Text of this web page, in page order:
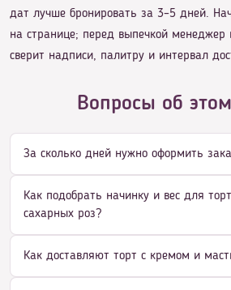
дат лучше бронировать за 3–5 дней.
на странице; перед выпечкой менеджер
сверит надписи, палитру и интервал
Вопросы об
За сколько дней нужно оформить
Как подобрать начинку и вес для
сахарных роз?
Как доставляют торт с кремом и